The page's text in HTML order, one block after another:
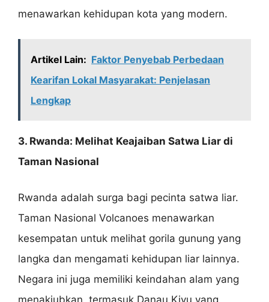
menawarkan kehidupan kota yang modern.
Artikel Lain: Faktor Penyebab Perbedaan
Kearifan Lokal Masyarakat: Penjelasan
Lengkap
3. Rwanda: Melihat Keajaiban Satwa Liar di
Taman Nasional
Rwanda adalah surga bagi pecinta satwa liar.
Taman Nasional Volcanoes menawarkan
kesempatan untuk melihat gorila gunung yang
langka dan mengamati kehidupan liar lainnya.
Negara ini juga memiliki keindahan alam yang
menakjubkan, termasuk Danau Kivu yang